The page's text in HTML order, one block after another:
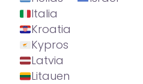
Italia
Kroatia
Kypros
Latvia
Litauen